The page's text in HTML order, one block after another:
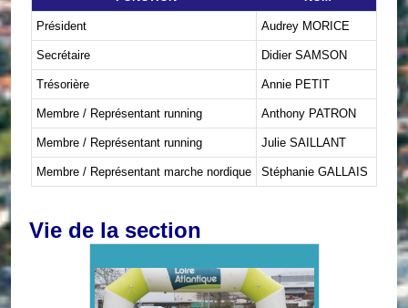
Président Audrey MORICE
Secrétaire Didier SAMSON
Trésorière Annie PETIT
Membre / Représentant running Anthony PATRON
Membre / Représentant running Julie SAILLANT
Membre / Représentant marche nordique Stéphanie GALLAIS
Vie de la section